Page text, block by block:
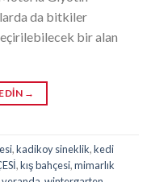
da bitkiler
bir alan
→
,kadikoy sineklik,kedi
,kış bahçesi,mimarlık